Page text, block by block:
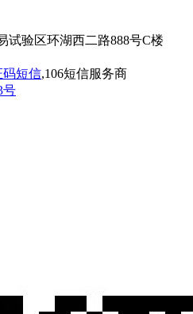
试验区环湖西二路888号C楼
码短信,106短信服务商
号